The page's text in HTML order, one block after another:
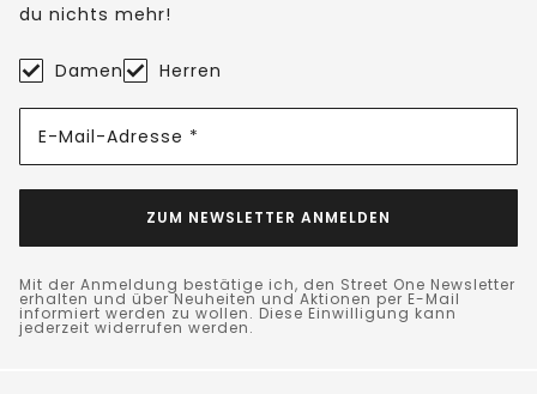
du nichts mehr!
Damen Herren
E-Mail-Adresse *
ZUM NEWSLETTER ANMELDEN
Mit der Anmeldung bestätige ich, den Street One Newsletter
erhalten und über Neuheiten und Aktionen per E-Mail
informiert werden zu wollen. Diese Einwilligung kann
jederzeit widerrufen werden.